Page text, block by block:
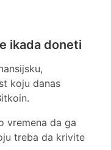
ikada doneti
koju danas
vremena da ga
treba da krivite